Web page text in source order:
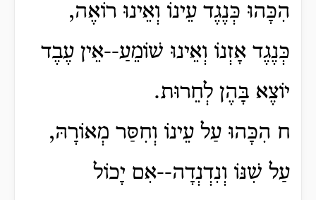
הִכָּהוּ כְּנֶגֶד עֵינוֹ וְאֵינוּ רוֹאֶה,
כְּנֶגֶד אָזְנוֹ וְאֵינוּ שׁוֹמֵעַ--אֵין עֶבֶד
יוֹצֶא בָּהֶן לְחֵרוּת.
ח הִכָּהוּ עַל עֵינוֹ וְחִסַּר מְאוֹרָהּ,
עַל שִׁנּוֹ וְנִדְנְדָה--אִם יָכוֹל